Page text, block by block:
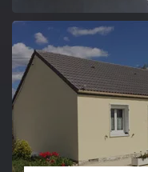
Peintre intérieur